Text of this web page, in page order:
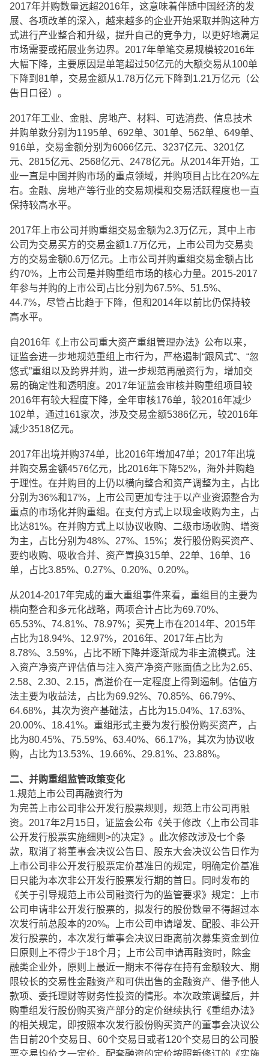
2017年并购数量远超2016年，这意味着伴随中国经济的发
展、各项改革的深入，越来越多的企业开始采取并购这种方
式进行产业整合和升级，提升自己的竞争力，以更好地满足
市场需要或拓展业务边界。2017年单笔交易规模较2016年
大幅下降，主要原因是单笔超过50亿元的大额交易从100单
下降到81单，交易金额从1.78万亿元下降到1.21万亿元（公
告日口径）。
2017年工业、金融、房地产、材料、可选消费、信息技术
并购单数分别为1195单、692单、301单、562单、649单、
916单，交易金额分别为6066亿元、3237亿元、3201亿
元、2815亿元、2568亿元、2478亿元。从2014年开始，工
业一直是中国并购市场的重点领域，并购项目占比在20%左
右。金融、房地产等行业的交易规模和交易活跃程度也一直
保持较高水平。
2017年上市公司并购重组交易金额为2.3万亿元，其中上市
公司为交易买方的交易金额1.7万亿元，上市公司为交易卖
方的交易金额0.6万亿元。上市公司并购重组交易金额占比
约70%，上市公司是并购重组市场的核心力量。2015-2017
年参与并购的上市公司占比分别为67.5%、51.5%、
44.7%，尽管占比趋于下降，但和2014年以前比仍保持较
高水平。
自2016年《上市公司重大资产重组管理办法》公布以来，
证监会进一步地规范重组上市行为，严格遏制“跟风式”、“忽
悠式”重组以及跨界并购，进一步规范再融资行为，增加交
易的确定性和透明度。2017年证监会审核并购重组项目较
2016年有较大程度下降，全年审核176单，较2016年减少
102单，通过161家次，涉及交易金额5386亿元，较2016年
减少3518亿元。
2017年出境并购374单，比2016年增加47单；2017年出境
并购交易金额4576亿元，比2016年下降52%，海外并购趋
于理性。在并购目的上仍以横向整合和资产调整为主，占比
分别为36%和17%，上市公司更加专注于以产业资源整合为
重点的市场化并购重组。在支付方式上以现金收购为主，占
比达81%。在并购方式上以协议收购、二级市场收购、增资
为主，占比分别为48%、27%、15%；发行股份购买资产、
要约收购、吸收合并、资产置换315单、22单、16单、16
单，占比3.85%、0.27%、0.20%、0.20%。
从2014-2017年完成的重大重组事件来看，重组目的主要为
横向整合和多元化战略，两项合计占比为69.70%、
65.53%、74.81%、78.97%；买壳上市在2014年、2015年
占比为18.94%、12.97%，2016年、2017年占比为
8.78%、3.59%，占比不断下降并逐渐成为非主流模式。注
入资产净资产评估值与注入资产净资产账面值之比为2.65、
2.58、2.30、2.15，高溢价在一定程度上得到遏制。估值方
法主要为收益法，占比为69.92%、70.85%、66.79%、
64.68%，其次为资产基础法，占比为15.04%、17.63%、
20.00%、18.41%。重组形式主要为发行股份购买资产，占
比为80.45%、75.59%、63.40%、66.17%，其次为协议收
购，占比为13.53%、19.66%、29.81%、23.88%。
二、并购重组监管政策变化
1.规范上市公司再融资行为
为完善上市公司非公开发行股票规则，规范上市公司再融
资。2017年2月15日，证监会公布《关于修改〈上市公司非
公开发行股票实施细则>的决定》。此次修改涉及七个条
款，取消了将董事会决议公告日、股东大会决议公告日作为
上市公司非公开发行股票定价基准日的规定，明确定价基准
日只能为本次非公开发行股票发行期的首日。同时发布的
《关于引导规范上市公司融资行为的监管要求》规定：上市
公司申请非公开发行股票的，拟发行的股份数量不得超过本
次发行前总股本的20%。上市公司申请增发、配股、非公开
发行股票的，本次发行董事会决议日距离前次募集资金到位
日原则上不得少于18个月；上市公司申请再融资时，除金
融类企业外，原则上最近一期末不得存在持有金额较大、期
限较长的交易性金融资产和可供出售的金融资产、借予他人
款项、委托理财等财务性投资的情形。本次政策调整后，并
购重组发行股份购买资产部分的定价继续执行《重组办法》
的相关规定，即按照本次发行股份购买资产的董事会决议公
告日前20个交易日、60个交易日或者120个交易日的公司股
票交易均价之一定价。配套融资的定价按照新修订的《实施